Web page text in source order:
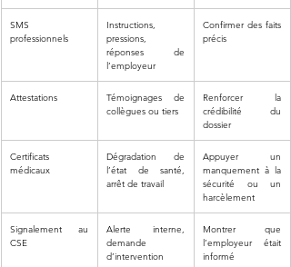
SMS
professionnels
Instructions,
pressions,
réponses de
l’employeur
Confirmer des faits
précis
Attestations
Témoignages de
collègues ou tiers
Renforcer la
crédibilité du
dossier
Certificats
médicaux
Dégradation de
l’état de santé,
arrêt de travail
Appuyer un
manquement à la
sécurité ou un
harcèlement
Signalement au
CSE
Alerte interne,
demande
d’intervention
Montrer que
l’employeur était
informé